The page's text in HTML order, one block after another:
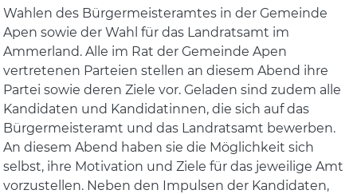
Wahlen des Bürgermeisteramtes in der Gemeinde
Apen sowie der Wahl für das Landratsamt im
Ammerland. Alle im Rat der Gemeinde Apen
vertretenen Parteien stellen an diesem Abend ihre
Partei sowie deren Ziele vor. Geladen sind zudem alle
Kandidaten und Kandidatinnen, die sich auf das
Bürgermeisteramt und das Landratsamt bewerben.
An diesem Abend haben sie die Möglichkeit sich
selbst, ihre Motivation und Ziele für das jeweilige Amt
vorzustellen. Neben den Impulsen der Kandidaten,